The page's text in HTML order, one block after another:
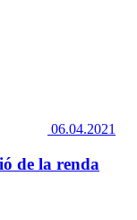
06.04.2021
de la renda